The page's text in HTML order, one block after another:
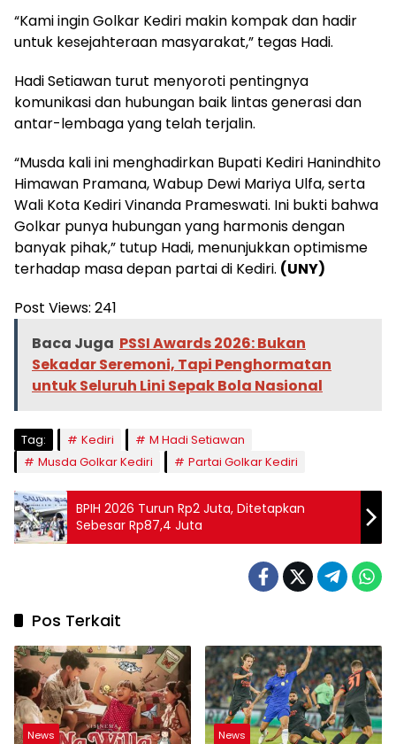
“Kami ingin Golkar Kediri makin kompak dan hadir
untuk kesejahteraan masyarakat,” tegas Hadi.
Hadi Setiawan turut menyoroti pentingnya
komunikasi dan hubungan baik lintas generasi dan
antar-lembaga yang telah terjalin.
“Musda kali ini menghadirkan Bupati Kediri Hanindhito
Himawan Pramana, Wabup Dewi Mariya Ulfa, serta
Wali Kota Kediri Vinanda Prameswati. Ini bukti bahwa
Golkar punya hubungan yang harmonis dengan
banyak pihak,” tutup Hadi, menunjukkan optimisme
terhadap masa depan partai di Kediri. (UNY)
Post Views: 241
Baca Juga PSSI Awards 2026: Bukan
Sekadar Seremoni, Tapi Penghormatan
untuk Seluruh Lini Sepak Bola Nasional
Tag: Kediri
M Hadi Setiawan
Musda Golkar Kediri
Partai Golkar Kediri
BPIH 2026 Turun Rp2 Juta, Ditetapkan
Sebesar Rp87,4 Juta
Pos Terkait
News News